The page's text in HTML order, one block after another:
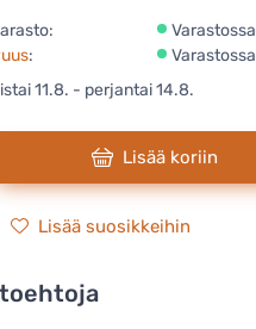
Varastossa
:
Varastossa
11.8. - perjantai 14.8.
Lisää koriin
Lisää suosikkeihin